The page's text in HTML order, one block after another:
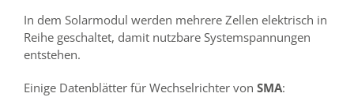
In dem Solarmodul werden mehrere Zellen elektrisch in
Reihe geschaltet, damit nutzbare Systemspannungen
entstehen.
Einige Datenblätter für Wechselrichter von SMA: